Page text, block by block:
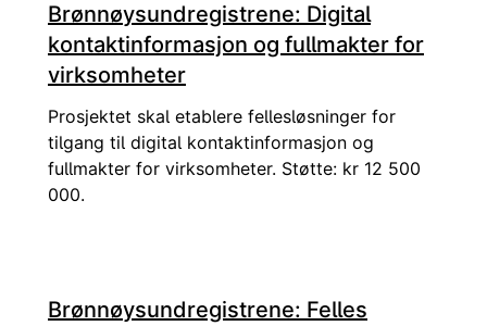
Brønnøysundregistrene: Digital
kontaktinformasjon og fullmakter for
virksomheter
Prosjektet skal etablere fellesløsninger for
tilgang til digital kontaktinformasjon og
fullmakter for virksomheter. Støtte: kr 12 500
000.
Brønnøysundregistrene: Felles